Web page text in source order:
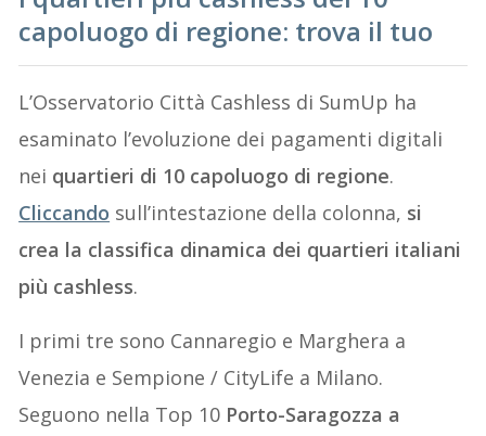
capoluogo di regione: trova il tuo
L’Osservatorio Città Cashless di SumUp ha
esaminato l’evoluzione dei pagamenti digitali
nei quartieri di 10 capoluogo di regione.
Cliccando sull’intestazione della colonna, si
crea la classifica dinamica dei quartieri italiani
più cashless.
I primi tre sono Cannaregio e Marghera a
Venezia e Sempione / CityLife a Milano.
Seguono nella Top 10 Porto-Saragozza a